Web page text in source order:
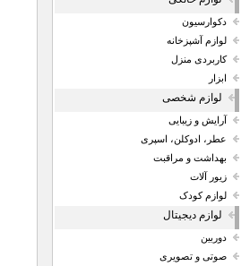
دکوارسیون
لوازم آشپزخانه
کاربردی منزل
ابزار
لوازم شخصی
آرایش و زیبایی
عطر، ادوکلن، اسپری
بهداشت و مراقبت
زیور آلات
لوازم کودک
لوازم دیجیتال
دوربین
صوتی و تصویری